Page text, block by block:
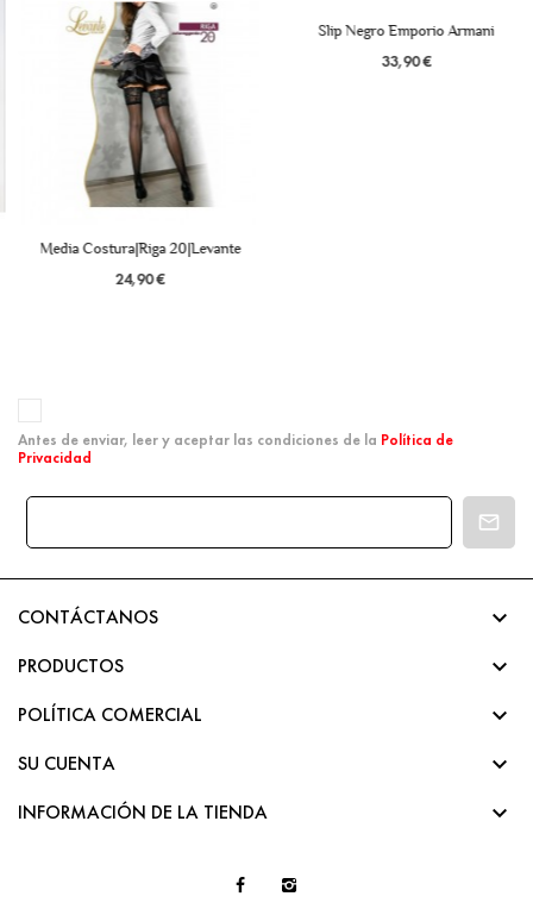
Media Costura|Riga 20|Levante
24,90 €
Slip Negro Emporio Armani
33,90 €
Antes de enviar, leer y aceptar las condiciones de la Política de
Privacidad
CONTÁCTANOS 
PRODUCTOS 
POLÍTICA COMERCIAL 
SU CUENTA 
INFORMACIÓN DE LA TIENDA 